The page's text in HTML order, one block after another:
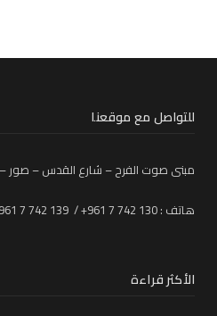
للتواصل مع موقعنا
مبنى صوت الفرح – شارع القدس – صور –
هاتف : 130 742 7 961+ / 139 742 7 961+ لبنان
الأكثر قراءة